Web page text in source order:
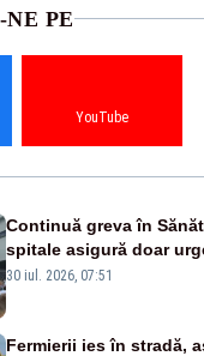
PE
YouTube
Continuă greva în
spitale asigură doar
30 iul. 2026, 07:51
Fermierii ies în stradă,